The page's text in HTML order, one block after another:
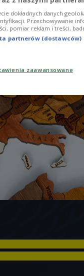
dokładnych danych
Przechowywanie
pomiar reklam i treści,
partnerów (dostawców)
zaawansowane